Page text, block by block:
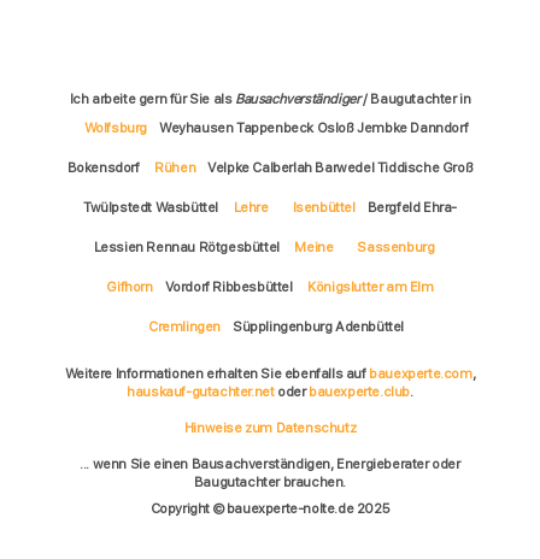
Ich arbeite gern für Sie als Bausachverständiger/ Baugutachter in
Wolfsburg
Weyhausen Tappenbeck Osloß Jembke Danndorf
Bokensdorf Rühen Velpke Calberlah Barwedel Tiddische Groß
Twülpstedt Wasbüttel Lehre Isenbüttel Bergfeld Ehra-
Lessien Rennau Rötgesbüttel Meine Sassenburg
Gifhorn Vordorf Ribbesbüttel Königslutter am Elm
Cremlingen Süpplingenburg Adenbüttel
Weitere Informationen erhalten Sie ebenfalls auf bauexperte.com,
hauskauf-gutachter.netoderbauexperte.club.
Hinweise zum Datenschutz
... wenn Sie einen Bausachverständigen, Energieberater oder
Baugutachter brauchen.
Copyright © bauexperte-nolte.de 2025